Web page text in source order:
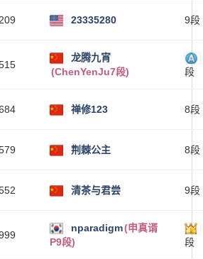
209 23335280 9段
龙腾九宵
(ChenYenJu7段)
段
禅修123 8段
荆棘公主 8段
清茶与君尝 9段
nparadigm(申真谞
P9段)
段